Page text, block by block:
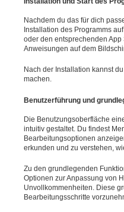
Nachdem du das für dich
Installation des Programms
oder den entsprechenden
Anweisungen auf dem
Nach der Installation kannst
machen.
Benutzerführung und
Die Benutzungsoberfläche
intuitiv gestaltet. Du findest
Bearbeitungsoptionen
erkunden und zu verstehen,
Zu den grundlegenden
Optionen zur Anpassung von
Unvollkommenheiten. Diese
Bearbeitungsschritte